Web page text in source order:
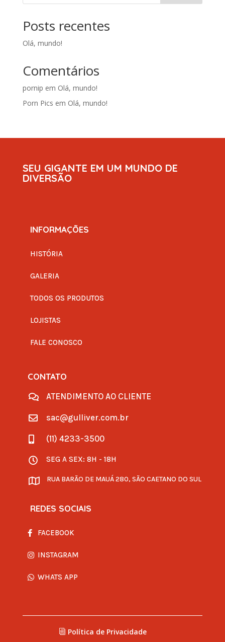
Posts recentes
Olá, mundo!
Comentários
pornip em Olá, mundo!
Porn Pics em Olá, mundo!
SEU GIGANTE EM UM MUNDO DE
DIVERSÃO
INFORMAÇÕES
HISTÓRIA
GALERIA
TODOS OS PRODUTOS
LOJISTAS
FALE CONOSCO
CONTATO
 ATENDIMENTO AO CLIENTE
 sac@gulliver.com.br
 (11) 4233-3500
 SEG A SEX: 8H - 18H
 RUA BARÃO DE MAUÁ 280, SÃO CAETANO DO SUL
REDES SOCIAIS
FACEBOOK
INSTAGRAM
WHATS APP
Política de Privacidade